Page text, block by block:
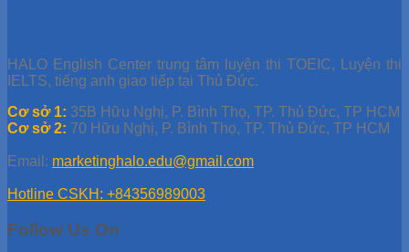
HALO English Center trung tâm luyện thi TOEIC, Luyện thi
IELTS, tiếng anh giao tiếp tại Thủ Đức.
Cơ sở 1: 35B Hữu Nghị, P. Bình Thọ, TP. Thủ Đức, TP HCM
Cơ sở 2: 70 Hữu Nghị, P. Bình Thọ, TP. Thủ Đức, TP HCM
Email: marketinghalo.edu@gmail.com
Hotline CSKH: +84356989003
Follow Us On